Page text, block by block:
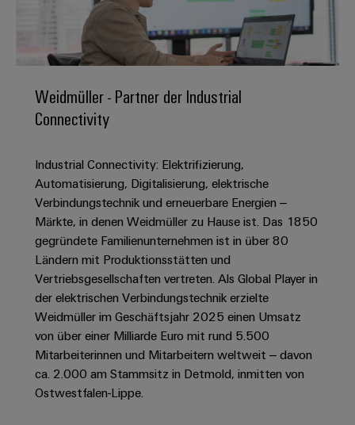
erlebbar
werden.
Datencenter
und
Produkte
für
effizient,
zuverlässig,
skalierbar
Energiespeicher
Lösungen
und
Produkte
Energiespeichersysteme
(ESS)
Energieübertragung
und
-
Anschlusstechnologie
DC-
u-
OS
Computing
Industrial
5G
Single
Pair
Ethernet
Schaltschrank-
und
Feldebene
Leiterplattenklemmen
Gehäusesysteme
und
komponenten
und
-
komponenten
Anschlussleitungen,
Patchkabel
und
Kabel
SPS
Systemverkabelung
&
Migrationslösungen
Fast
Delivery
Beratung
und
digitale
Planung
easyConnect
-
Ihre
Industrial
Service
Platform
Connectivity
Consulting
Vertrieb
uns
Promotionfahrzeug
Distribution
für
unsere
Partner
Vertrieb
Großhandelssuche
News
Messen
Newsletter
Weidmüller
Zahlen
Fakten
Unser
Nachhaltigkeit
Weidmüller
Academy
People
&
Culture
Compliance
Weidmüller
Welt
Stellen
für
Berufserfahrene
Für
Werkstudententätigkeiten
Praktika
Abschlussarbeiten
Neuanfang
für
Studienabbrecher
Offene
Stellen
für
Weidmüller - Partner der Industrial
Connectivity
Industrial Connectivity: Elektrifizierung,
Automatisierung, Digitalisierung, elektrische
Verbindungstechnik und erneuerbare Energien –
Märkte, in denen Weidmüller zu Hause ist. Das 1850
gegründete Familienunternehmen ist in über 80
Ländern mit Produktionsstätten und
Vertriebsgesellschaften vertreten. Als Global Player in
der elektrischen Verbindungstechnik erzielte
Weidmüller im Geschäftsjahr 2025 einen Umsatz
von über einer Milliarde Euro mit rund 5.500
Mitarbeiterinnen und Mitarbeitern weltweit – davon
ca. 2.000 am Stammsitz in Detmold, inmitten von
Ostwestfalen-Lippe.